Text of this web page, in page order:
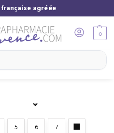
agréée
0
âge
5 6 7